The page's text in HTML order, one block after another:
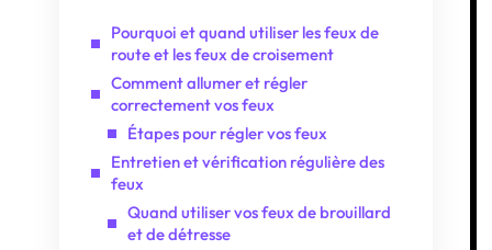
Pourquoi et quand utiliser les feux de
route et les feux de croisement
Comment allumer et régler
correctement vos feux
Étapes pour régler vos feux
Entretien et vérification régulière des
feux
Quand utiliser vos feux de brouillard
et de détresse